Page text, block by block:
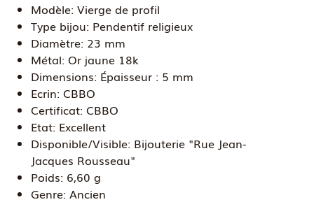
Modèle: Vierge de profil
Type bijou: Pendentif religieux
Diamètre: 23 mm
Métal: Or jaune 18k
Dimensions: Épaisseur : 5 mm
Ecrin: CBBO
Certificat: CBBO
Etat: Excellent
Disponible/Visible: Bijouterie "Rue Jean-
Jacques Rousseau"
Poids: 6,60 g
Genre: Ancien